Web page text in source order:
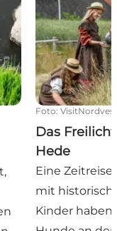
Foto:
Das
Hede
Eine
mit
Kinder